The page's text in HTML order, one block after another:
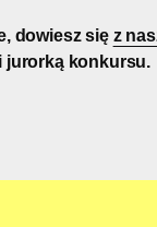
dowiesz się z
jurorką konkursu.